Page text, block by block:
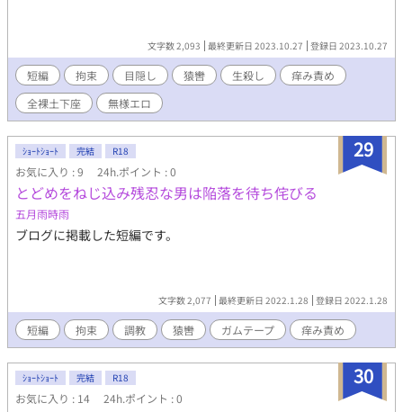
文字数 2,093 最終更新日 2023.10.27 登録日 2023.10.27
短編 拘束 目隠し 猿轡 生殺し
痒み責め
全裸土下座
無様エロ
29
ｼｮｰﾄｼｮｰﾄ 完結 R18
お気に入り : 9 24h.ポイント : 0
とどめをねじ込み残忍な男は陥落を待ち侘びる
五月雨時雨
ブログに掲載した短編です。
文字数 2,077 最終更新日 2022.1.28 登録日 2022.1.28
短編 拘束 調教 猿轡 ガムテープ 痒み責め
30
ｼｮｰﾄｼｮｰﾄ 完結 R18
お気に入り : 14 24h.ポイント : 0